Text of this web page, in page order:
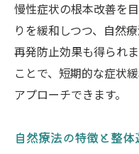
慢性症状の根本改善を
りを緩和しつつ、自然
再発防止効果も得られ
ことで、短期的な症状
アプローチできます。
自然療法の特徴と整